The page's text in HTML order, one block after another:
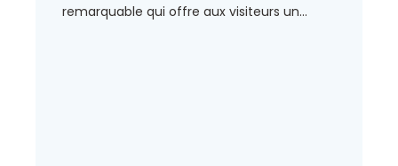
remarquable qui offre aux visiteurs un...